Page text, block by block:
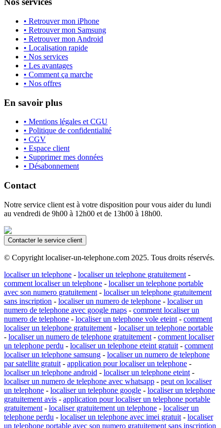
• Retrouver mon iPhone
• Retrouver mon Samsung
• Retrouver mon Android
• Localisation rapide
• Nos services
• Les avantages
• Comment ça marche
• Nos offres
En savoir plus
• Mentions légales et CGU
• Politique de confidentialité
• CGV
• Espace client
• Supprimer mes données
• Désabonnement
Contact
Notre service client est à votre disposition pour vous aider du lundi
au vendredi de 9h00 à 12h00 et de 13h00 à 18h00.
Contacter le service client
© Copyright localiser-un-telephone.com 2025. Tous droits réservés.
localiser un telephone - localiser un telephone gratuitement -
comment localiser un telephone - localiser un telephone portable
avec son numero gratuitement - localiser un telephone gratuitement
sans inscription - localiser un numero de telephone - localiser un
numero de telephone avec google maps - comment localiser un
numero de telephone - localiser un telephone vole eteint - comment
localiser un telephone gratuitement - localiser un telephone portable
- localiser un numero de telephone gratuitement - comment localiser
un telephone perdu - localiser un telephone eteint gratuit - comment
localiser un telephone samsung - localiser un numero de telephone
par satellite gratuit - application pour localiser un telephone -
localiser un telephone android - localiser un telephone eteint -
localiser un numero de telephone avec whatsapp - peut on localiser
un telephone - localiser un telephone google - localiser un telephone
gratuitement avis - application pour localiser un telephone portable
gratuitement - localiser gratuitement un telephone - localiser un
telephone perdu - localiser un telephone avec imei gratuit - localiser
un telephone portable avec son numero gratuitement sans inscription